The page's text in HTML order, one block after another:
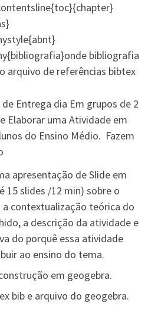
bibliografia
arquivo de referências bibtex
Entrega dia Em grupos de 2
Elaborar uma Atividade em
do Ensino Médio. Fazem
apresentação de Slide em
15 slides /12 min) sobre o
a contextualização teórica do
a descrição da atividade e
do porquê essa atividade
ao ensino do tema.
em geogebra.
bib e arquivo do geogebra.